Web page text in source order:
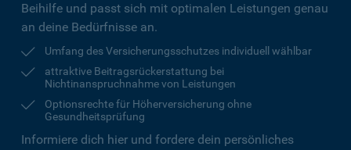
Beihilfe und passt sich mit optimalen Leistungen genau
an deine Bedürfnisse an.
Umfang des Versicherungsschutzes individuell wählbar
attraktive Beitragsrückerstattung bei
Nichtinanspruchnahme von Leistungen
Optionsrechte für Höherversicherung ohne
Gesundheitsprüfung
Informiere dich hier und fordere dein persönliches